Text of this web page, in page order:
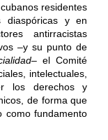
residentes
diaspóricas y en
antirracistas
–y su punto de
– el Comité
intelectuales,
los derechos y
de forma que
como fundamento